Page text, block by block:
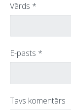
Vārds *
E-pasts *
Tavs komentārs